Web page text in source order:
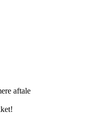
aftale